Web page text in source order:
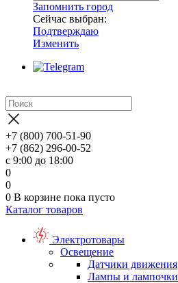
Запомнить город
Сейчас выбран:
Подтверждаю
Изменить
+7 (800) 700-51-90
+7 (862) 296-00-52
с 9:00 до 18:00
0
0
0 В корзине пока пусто
Каталог товаров
Электротовары
Освещение
Датчики движения
Лампы и лампочки